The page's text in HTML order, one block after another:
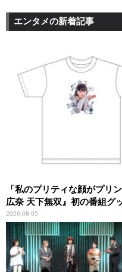
エンタメの新着記事
「私のプリティな顔がプリ
広奈 天下無双』初の番組グ
2026.08.05